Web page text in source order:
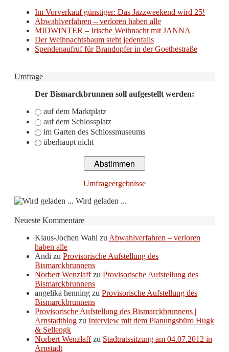
Im Vorverkauf günstiger: Das Jazzweekend wird 25!
Abwahlverfahren – verloren haben alle
MIDWINTER – Irische Weihnacht mit JANNA
Der Weihnachtsbaum steht jedenfalls
Spendenaufruf für Brandopfer in der Goethestraße
Umfrage
Der Bismarckbrunnen soll aufgestellt werden:
auf dem Marktplatz
auf dem Schlossplatz
im Garten des Schlossmuseums
überhaupt nicht
Umfrageergebnisse
Wird geladen ...
Neueste Kommentare
Klaus-Jochen Wahl zu Abwahlverfahren – verloren
haben alle
Andi zu Provisorische Aufstellung des
Bismarckbrunnens
Norbert Wenzlaffzu Provisorische Aufstellung des
Bismarckbrunnens
angelika henning zu Provisorische Aufstellung des
Bismarckbrunnens
Provisorische Aufstellung des Bismarckbrunnens |
Arnstadtblog zu Interview mit dem Planungsbüro Hugk
& Sellengk
Norbert Wenzlaffzu Stadtratssitzung am 04.07.2012 in
Arnstadt